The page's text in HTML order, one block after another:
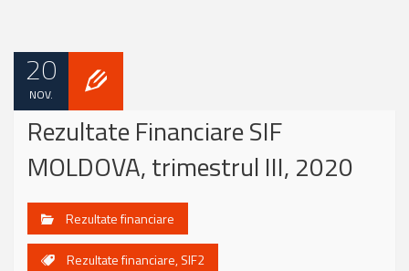
20
NOV.
Rezultate Financiare SIF
MOLDOVA, trimestrul III, 2020
Rezultate financiare
Rezultate financiare,SIF2